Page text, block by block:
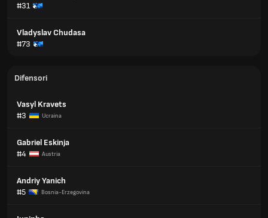
#31
Vladyslav Chudasa
#73
Difensori
Vasyl Kravets
#3
Ucraina
Gabriel Eskinja
#4
Austria
Andriy Yanich
#5
Bosnia-Erzegovina